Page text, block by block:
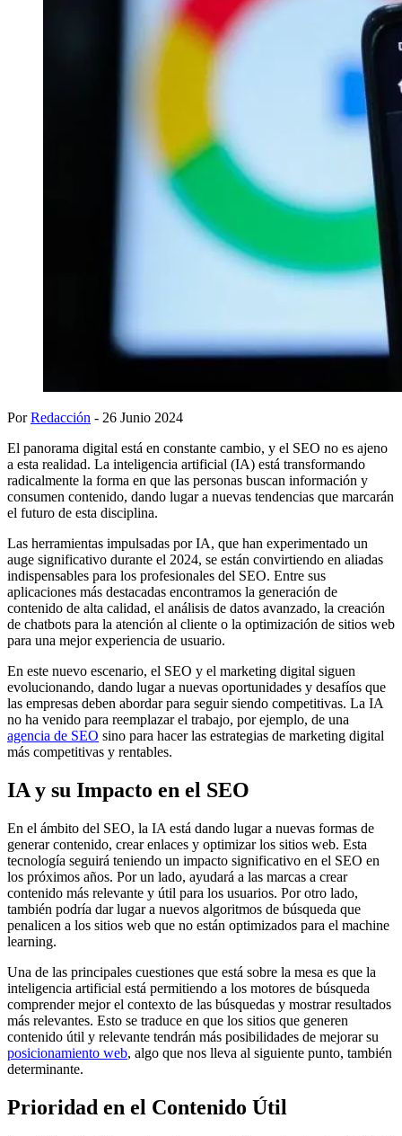
PorRedacción - 26 Junio 2024
El panorama digital está en constante cambio, y el SEO no es ajeno
a esta realidad. La inteligencia artificial (IA) está transformando
radicalmente la forma en que las personas buscan información y
consumen contenido, dando lugar a nuevas tendencias que marcarán
el futuro de esta disciplina.
Las herramientas impulsadas por IA, que han experimentado un
auge significativo durante el 2024, se están convirtiendo en aliadas
indispensables para los profesionales del SEO. Entre sus
aplicaciones más destacadas encontramos la generación de
contenido de alta calidad, el análisis de datos avanzado, la creación
de chatbots para la atención al cliente o la optimización de sitios web
para una mejor experiencia de usuario.
En este nuevo escenario, el SEO y el marketing digital siguen
evolucionando, dando lugar a nuevas oportunidades y desafíos que
las empresas deben abordar para seguir siendo competitivas. La IA
no ha venido para reemplazar el trabajo, por ejemplo, de una
agencia de SEO sino para hacer las estrategias de marketing digital
más competitivas y rentables.
IA y su Impacto en el SEO
En el ámbito del SEO, la IA está dando lugar a nuevas formas de
generar contenido, crear enlaces y optimizar los sitios web. Esta
tecnología seguirá teniendo un impacto significativo en el SEO en
los próximos años. Por un lado, ayudará a las marcas a crear
contenido más relevante y útil para los usuarios. Por otro lado,
también podría dar lugar a nuevos algoritmos de búsqueda que
penalicen a los sitios web que no están optimizados para el machine
learning.
Una de las principales cuestiones que está sobre la mesa es que la
inteligencia artificial está permitiendo a los motores de búsqueda
comprender mejor el contexto de las búsquedas y mostrar resultados
más relevantes. Esto se traduce en que los sitios que generen
contenido útil y relevante tendrán más posibilidades de mejorar su
posicionamiento web, algo que nos lleva al siguiente punto, también
determinante.
Prioridad en el Contenido Útil